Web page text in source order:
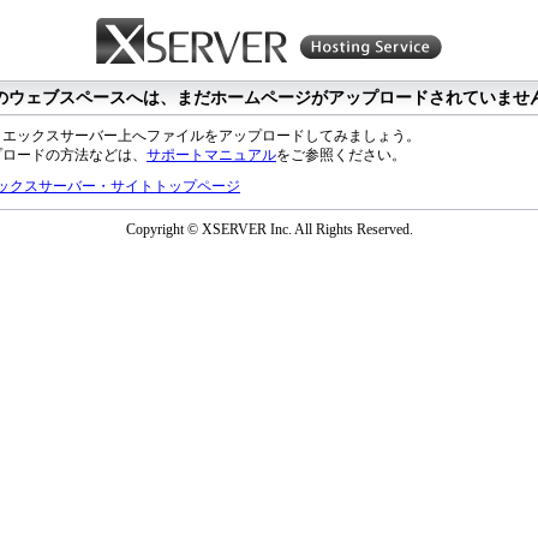
ウェブスペースへは、まだホームページがアップロードされていませ
ックスサーバー上へファイルをアップロードしてみましょう。
ードの方法などは、 サポートマニュアルをご参照ください。
クスサーバー・サイトトップページ
Copyright © XSERVER Inc. All Rights Reserved.